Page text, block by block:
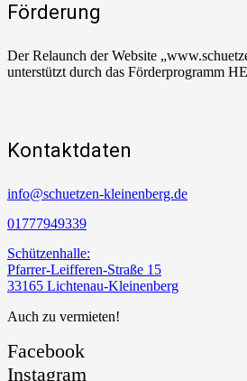
Förderung
Der Relaunch der Website
unterstützt durch das Förderprogramm
Kontaktdaten
info@schuetzen-kleinenberg.de
01777949339
Schützenhalle:
Pfarrer-Leifferen-Straße 15
33165 Lichtenau-Kleinenberg
Auch zu vermieten!
Facebook
Instagram